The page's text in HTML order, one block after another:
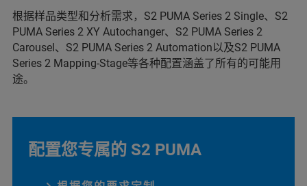
根据样品类型和分析需求，S2 PUMA Series 2 Single、S2
PUMA Series 2 XY Autochanger、S2 PUMA Series 2
Carousel、S2 PUMA Series 2 Automation以及S2 PUMA
Series 2 Mapping-Stage等各种配置涵盖了所有的可能用
途。
配置您专属的 S2 PUMA